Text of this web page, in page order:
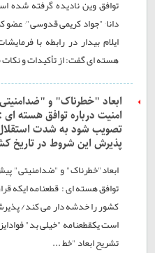
توافق وين ناديده گرفته شده
دانا٬
ایلام بيدار در رابطه با
هسته ای گفت: از تأکيدات و
ابعاد "خطرناک" و
امنيت درباره توافق هسته
تصویب شود به شدت
پذیرش این شروط در تاریخ
ابعاد"خطرناک" و "ضدامنيتی"
توافق هسته ای : قطعنامه ایکه
کشور را خدشه دار می کند/
است یکقطعنامه "خيلی بد"
تشریح ابعاد "خط ...